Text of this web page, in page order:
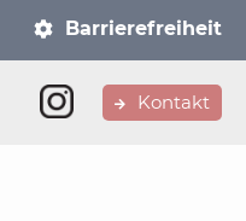
überspringen
Barrierefreiheit
Kontakt